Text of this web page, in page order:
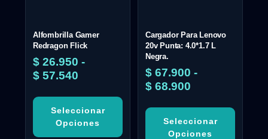
Alfombrilla Gamer
Redragon Flick
$ 26.950 -
$ 57.540
Seleccionar
Opciones
Cargador Para Lenovo
20v Punta: 4.0*1.7 L
Negra.
$ 67.900 -
$ 68.900
Seleccionar
Opciones